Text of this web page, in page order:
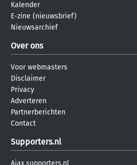
Kalender
E-zine (nieuwsbrief)
Nieuwsarchief
Over ons
Voor webmasters
Disclaimer
Privacy
Adverteren
Partnerberichten
Contact
Supporters.nl
Ajax.supporters.nl